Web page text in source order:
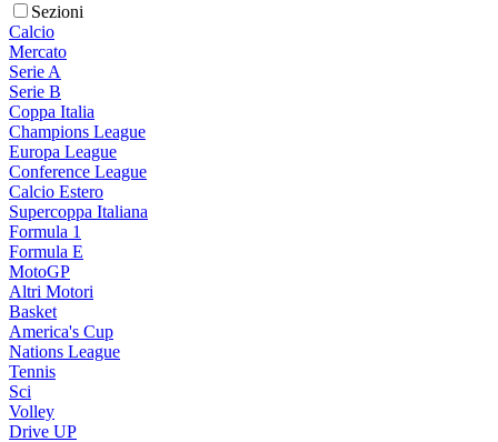
Sezioni
Calcio
Mercato
Serie A
Serie B
Coppa Italia
Champions League
Europa League
Conference League
Calcio Estero
Supercoppa Italiana
Formula 1
Formula E
MotoGP
Altri Motori
Basket
America's Cup
Nations League
Tennis
Sci
Volley
Drive UP